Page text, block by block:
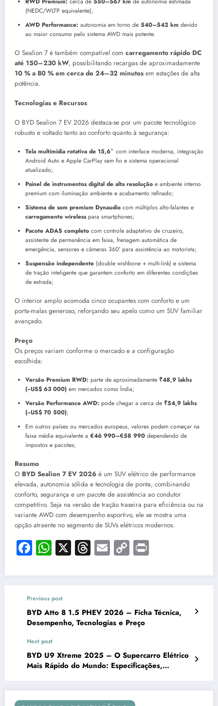
(NEDC/WLTP equivalente);
AWD Performance: autonomia em torno de 540–542 km devido
ao maior consumo pelo sistema AWD mais potente.
O Sealion 7 é também compatível com carregamento rápido DC
até 150–230 kW, possibilitando recargas de aproximadamente
10 % a 80 % em cerca de 24–32 minutos em estações de alta
potência.
Tecnologias e Recursos
O BYD Sealion 7 EV 2026 destaca-se por um pacote tecnológico
robusto e voltado tanto ao conforto quanto à segurança:
Tela multimídia rotativa de 15,6″ com interface moderna, integração
Android Auto e Apple CarPlay sem fio e sistema operacional
atualizado;
Painel de instrumentos digital de alta resolução e ambiente interno
premium com iluminação ambiente e acabamento refinado;
Sistema de som premium Dynaudio com múltiplos alto-falantes e
carregamento wirelesspara smartphones;
Pacote ADAS completo com controle adaptativo de cruzeiro,
assistente de permanência em faixa, frenagem automática de
emergência, sensores e câmeras 360° para assistência ao motorista;
Suspensão independente (double wishbone + multi-link) e sistema
de tração inteligente que garantem conforto em diferentes condições
de estrada;
O interior amplo acomoda cinco ocupantes com conforto e um
porta-malas generoso, reforçando seu apelo como um SUV familiar
avançado.
Preço
Os preços variam conforme o mercado e a configuração
escolhida:
Versão Premium RWD: parte de aproximadamente ₹48,9 lakhs
(~US$ 63 000) em mercados como Índia;
Versão Performance AWD: pode chegar a cerca de ₹54,9 lakhs
(~US$ 70 500);
Em outros países ou mercados europeus, valores podem começar na
faixa média equivalente a €46 990–€58 990 dependendo de
impostos e pacotes;
Resumo
O BYD Sealion 7 EV 2026 é um SUV elétrico de performance
elevada, autonomia sólida e tecnologia de ponta, combinando
conforto, segurança e um pacote de assistência ao condutor
competitivo. Seja na versão de tração traseira para eficiência ou na
variante AWD com desempenho esportivo, ele se mostra uma
opção atraente no segmento de SUVs elétricos modernos.
Facebook
WhatsApp
X Threads
Email
Copy
Link
Previous post
BYD Atto 8 1.5 PHEV 2026 – Ficha Técnica,
Desempenho, Tecnologias e Preço
Next post
BYD U9 Xtreme 2025 – O Supercarro Elétrico
Mais Rápido do Mundo: Especificações,